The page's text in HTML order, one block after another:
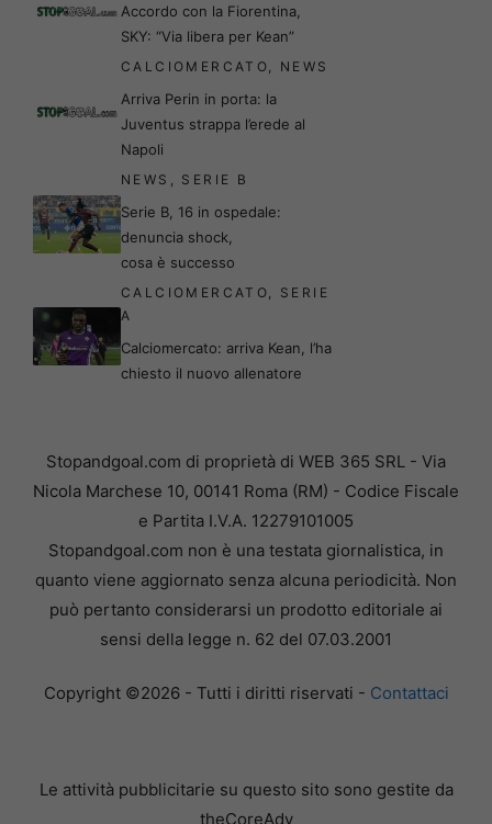
Accordo con la Fiorentina,
SKY: “Via libera per Kean”
CALCIOMERCATO NEWS
Arriva Perin in porta: la
Juventus strappa l’erede al
Napoli
NEWS SERIE B
Serie B, 16 in ospedale:
denuncia shock,
cosa è successo
CALCIOMERCATO
SERIE
A
Calciomercato: arriva Kean, l’ha
chiesto il nuovo allenatore
Stopandgoal.com di proprietà di WEB 365 SRL - Via
Nicola Marchese 10, 00141 Roma (RM) - Codice Fiscale
e Partita I.V.A. 12279101005
Stopandgoal.com non è una testata giornalistica, in
quanto viene aggiornato senza alcuna periodicità. Non
può pertanto considerarsi un prodotto editoriale ai
sensi della legge n. 62 del 07.03.2001
Copyright ©2026 - Tutti i diritti riservati - Contattaci
Le attività pubblicitarie su questo sito sono gestite da
theCoreAdv